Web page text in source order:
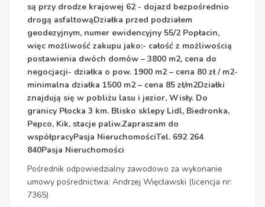
są przy drodze krajowej 62 - dojazd bezpośrednio
drogą asfaltowąDziałka przed podziałem
geodezyjnym, numer ewidencyjny 55/2 Popłacin,
więc możliwość zakupu jako:- całość z możliwością
postawienia dwóch domów – 3800 m2, cena do
negocjacji- działka o pow. 1900 m2 – cena 80 zł / m2-
minimalna działka 1500 m2 – cena 85 zł/m2Działki
znajdują się w pobliżu lasu i jezior, Wisły. Do
granicy Płocka 3 km. Blisko sklepy Lidl, Biedronka,
Pepco, Kik, stacje paliw.Zapraszam do
współpracyPasja NieruchomościTel. 692 264
840Pasja Nieruchomości
Pośrednik odpowiedzialny zawodowo za wykonanie
umowy pośrednictwa: Andrzej Więcławski (licencja nr:
7365)